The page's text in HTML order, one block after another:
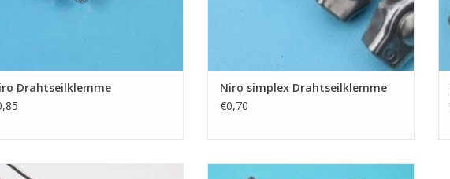
Drahtseilklemme
Niro simplex Drahtseilklemme
€0,70
Geländer edelstahl-Drahtseil 5 mm